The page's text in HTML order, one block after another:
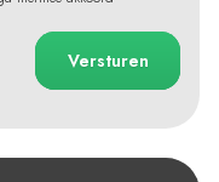
Versturen